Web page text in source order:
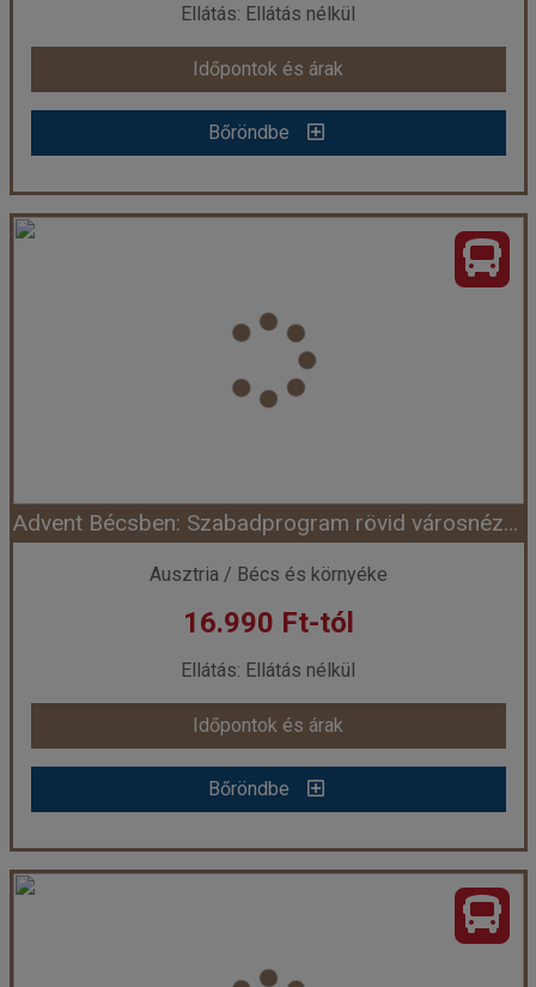
Időpontok és árak
Bőröndbe
Ellátás: Ellátás nélkül
Időpontok és árak
Bőröndbe
Advent Bécsben: Látogatás az Operaházban és a Hofburgban
Város:Bécs
Utazás módja:Busszal
Ellátás nélkül
Szálláskategória:
Szobatípus:
Időpont: 2026-11-28 | 1 nap
már 16.990 Ft-tól
Időpontok és árak
Bőröndbe
Advent Bécsben: Szabadprogram rövid városnézéssel
Ausztria / Bécs és környéke
16.990 Ft-tól
Ellátás: Ellátás nélkül
Időpontok és árak
Bőröndbe
Advent Bécsben: Szabadprogram rövid városnézéssel